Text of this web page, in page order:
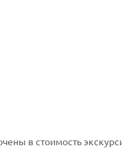
в стоимость